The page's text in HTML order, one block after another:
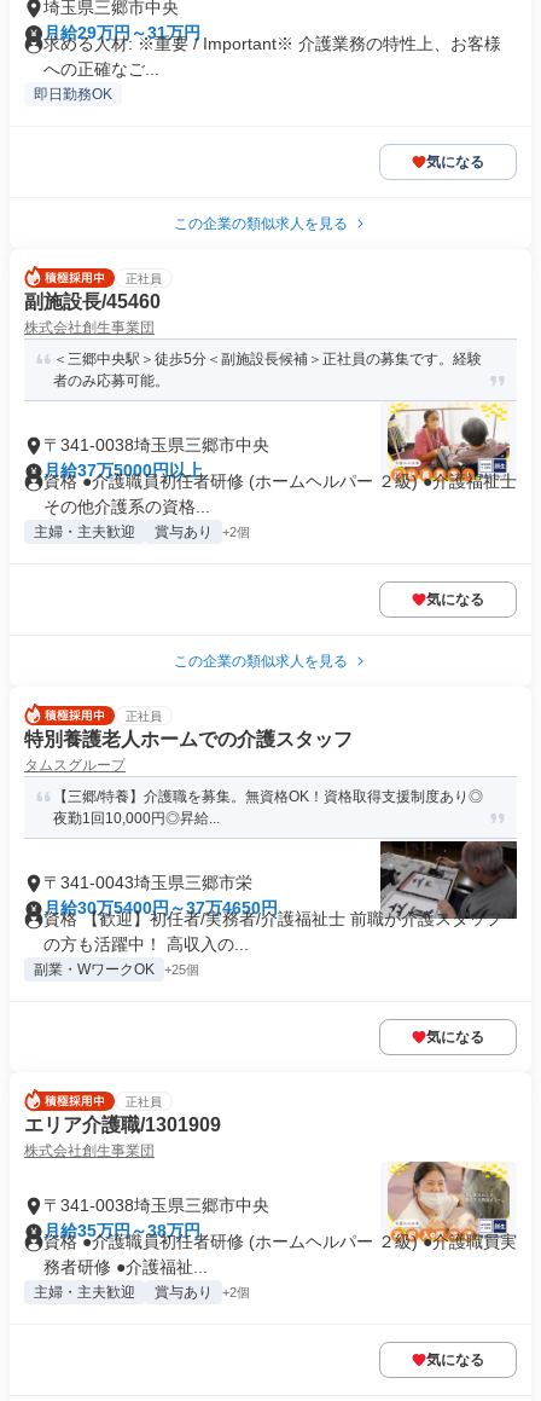
埼玉県三郷市中央
月給29万円～31万円
求める人材: ※重要 / Important※ 介護業務の特性上、お客様
への正確なご...
即日勤務OK
気になる
この企業の類似求人を見る
正社員
副施設長/45460
株式会社創生事業団
＜三郷中央駅＞徒歩5分＜副施設長候補＞正社員の募集です。経験
者のみ応募可能。
〒341-0038埼玉県三郷市中央
月給37万5000円以上
資格 ●介護職員初任者研修 (ホームヘルパー ２級) ●介護福祉士
その他介護系の資格...
主婦・主夫歓迎 賞与あり +2個
気になる
この企業の類似求人を見る
正社員
特別養護老人ホームでの介護スタッフ
タムスグループ
【三郷/特養】介護職を募集。無資格OK！資格取得支援制度あり◎
夜勤1回10,000円◎昇給...
〒341-0043埼玉県三郷市栄
月給30万5400円～37万4650円
資格 【歓迎】初任者/実務者/介護福祉士 前職が介護スタッフ
の方も活躍中！ 高収入の...
副業・WワークOK +25個
気になる
正社員
エリア介護職/1301909
株式会社創生事業団
〒341-0038埼玉県三郷市中央
月給35万円～38万円
資格 ●介護職員初任者研修 (ホームヘルパー ２級) ●介護職員実
務者研修 ●介護福祉...
主婦・主夫歓迎 賞与あり +2個
気になる